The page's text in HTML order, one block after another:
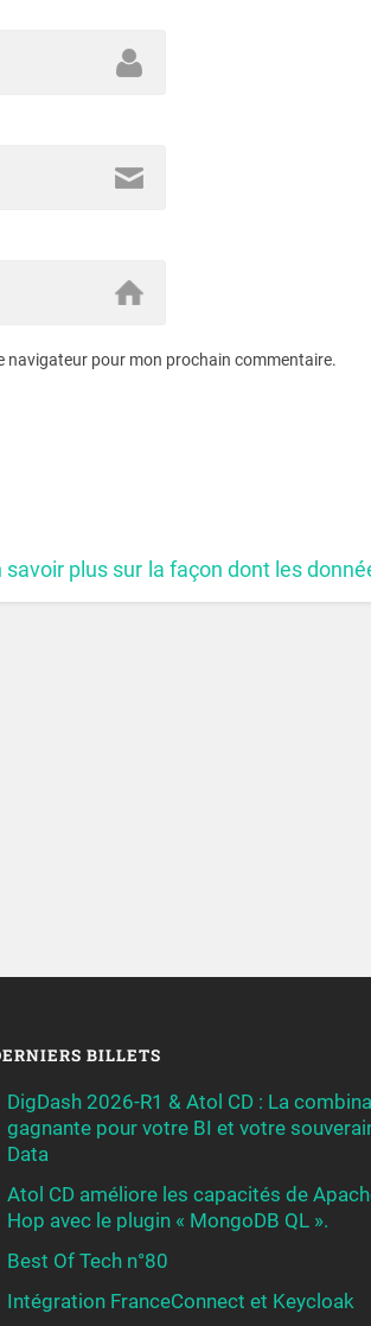
navigateur pour mon prochain commentaire.
savoir plus sur la façon dont les
BILLETS
DigDash 2026-R1 & Atol CD : La
gagnante pour votre BI et votre
Data
Atol CD améliore les capacités de
Hop avec le plugin « MongoDB QL ».
Best Of Tech n°80
Intégration FranceConnect et Keycloak